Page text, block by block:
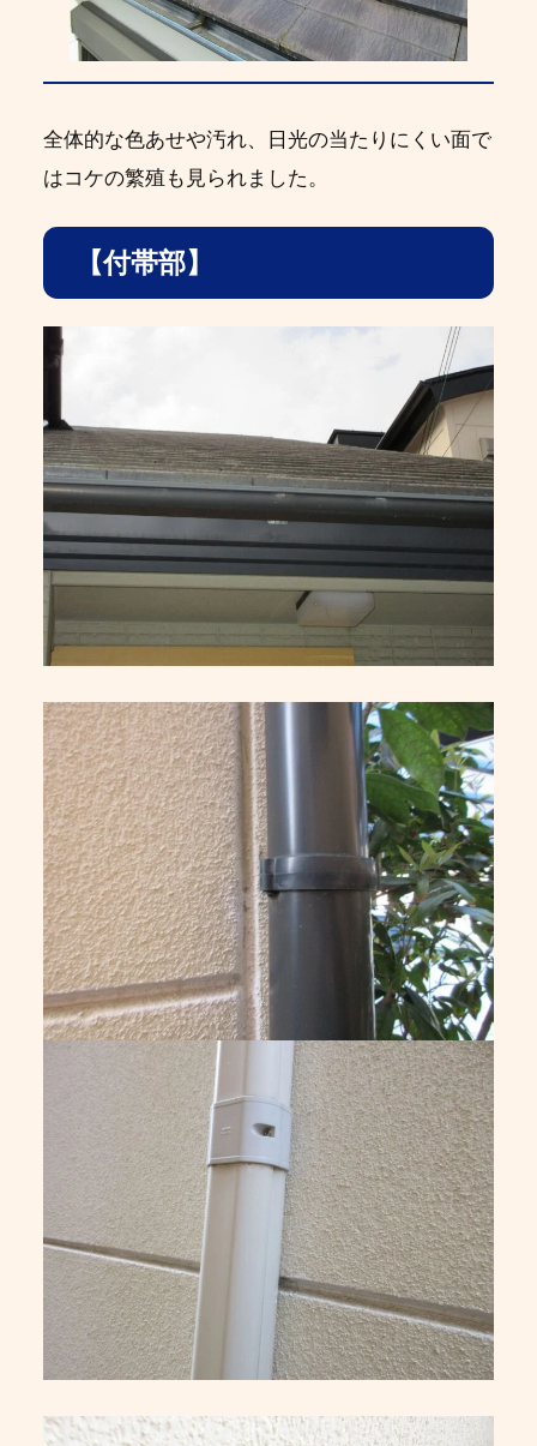
全体的な色あせや汚れ、日光の当たりにくい面で
はコケの繁殖も見られました。
【付帯部】